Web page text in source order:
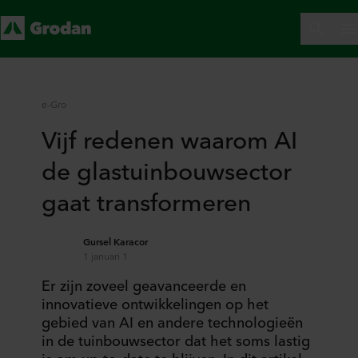
e-Gro
Vijf redenen waarom AI
de glastuinbouwsector
gaat transformeren
Gursel Karacor
1 januari 1
Er zijn zoveel geavanceerde en
innovatieve ontwikkelingen op het
gebied van AI en andere technologieën
in de tuinbouwsector dat het soms lastig